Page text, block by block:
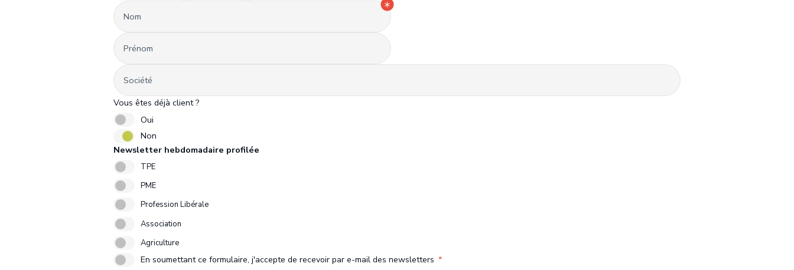
Nom
Prénom
Société
Oui
Non
Vous êtes déjà client ?
TPE
PME
Profession Libérale
Association
Agriculture
Newsletter hebdomadaire profilée
En soumettant ce formulaire, j'accepte de recevoir par e-mail des newsletters *